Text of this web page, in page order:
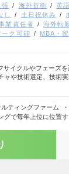
張 海外折衝 英
し 土日祝休み
業責任者 海外転
ーク可能 MBA・
サイクルやフェーズを
ャや技術選定、技術
ルティングファーム
グで毎年上位に位置